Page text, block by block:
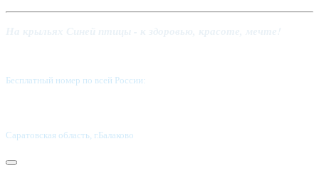
Бесплатный номер по всей России:
Саратовская область, г.Балаково